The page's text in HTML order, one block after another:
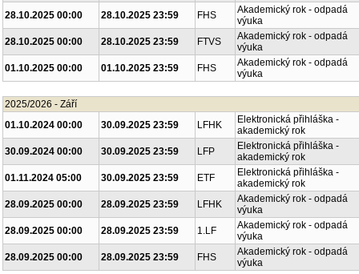
28.10.2025 00:00
28.10.2025 23:59 PřF
Akademický rok - odpadá
výuka
28.10.2025 00:00
28.10.2025 23:59 FHS
Akademický rok - odpadá
výuka
28.10.2025 00:00
28.10.2025 23:59 FTVS
Akademický rok - odpadá
výuka
01.10.2025 00:00
01.10.2025 23:59 FHS
výuka
2025/2026 - Září
01.10.2024 00:00
30.09.2025 23:59 LFHK
Elektronická přihláška -
akademický rok
30.09.2024 00:00
30.09.2025 23:59 LFP
Elektronická přihláška -
akademický rok
01.11.2024 05:00
30.09.2025 23:59 ETF
Elektronická přihláška -
akademický rok
28.09.2025 00:00
28.09.2025 23:59 LFHK
Akademický rok - odpadá
výuka
28.09.2025 00:00
28.09.2025 23:59 1.LF
Akademický rok - odpadá
výuka